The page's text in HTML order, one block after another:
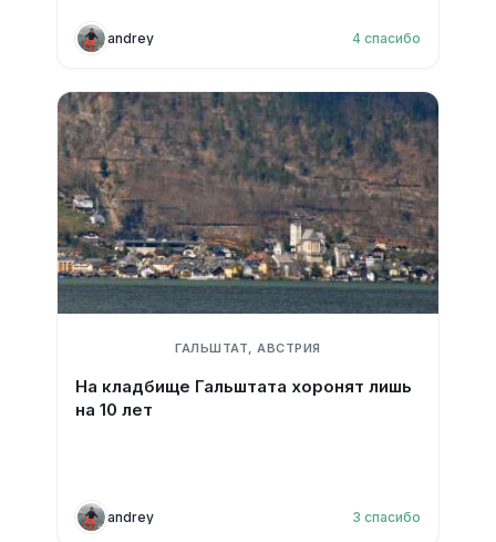
andrey 4 спасибо
ГАЛЬШТАТ, АВСТРИЯ
На кладбище Гальштата хоронят лишь
на 10 лет
andrey 3 спасибо